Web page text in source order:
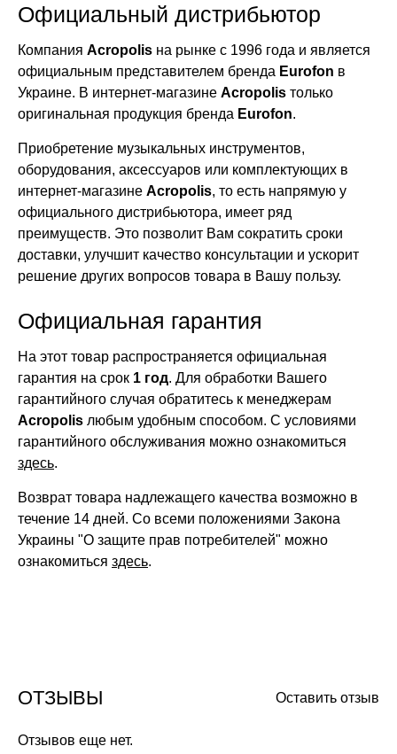
Официальный дистрибьютор
Компания Acropolis на рынке с 1996 года и является
официальным представителем бренда Eurofon в
Украине. В интернет-магазине Acropolis только
оригинальная продукция бренда Eurofon.
Приобретение музыкальных инструментов,
оборудования, аксессуаров или комплектующих в
интернет-магазине Acropolis, то есть напрямую у
официального дистрибьютора, имеет ряд
преимуществ. Это позволит Вам сократить сроки
доставки, улучшит качество консультации и ускорит
решение других вопросов товара в Вашу пользу.
Официальная гарантия
На этот товар распространяется официальная
гарантия на срок 1 год. Для обработки Вашего
гарантийного случая обратитесь к менеджерам
Acropolis любым удобным способом. С условиями
гарантийного обслуживания можно ознакомиться
здесь.
Возврат товара надлежащего качества возможно в
течение 14 дней. Со всеми положениями Закона
Украины "О защите прав потребителей" можно
ознакомиться здесь.
Оставить отзыв
ОТЗЫВЫ
Отзывов еще нет.